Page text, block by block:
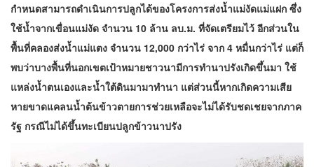
กำหนดสามารถดำเนินการปลูกได้ของโครงการส่งน้ำแม่งัดแม่แฝก ซึ่ง
ใช้น้ำจากเขื่อนแม่งัด จำนวน 10 ล้าน ลบ.ม. ที่จัดเตรียมไว้ อีกส่วนใน
พื้นที่คลองส่งน้ำแม่แตง จำนวน 12,000 กว่าไร่ จาก 4 หมื่นกว่าไร่ แต่ก็
พบว่าบางพื้นที่นอกเขตเป้าหมายชาวนามีการทำนาปรังเกิดขึ้นมา ใช้
แหล่งน้ำตนเองและน้ำใต้ดินมามาทำนา แต่ส่วนนี้หากเกิดความเสีย
หายขาดแคลนน้ำต้นข้าวตายการช่วยเหลือจะไม่ได้รับชดเชยจากภาค
รัฐ กรณีไม่ได้ขึ้นทะเบียนปลูกข้าวนาปรัง